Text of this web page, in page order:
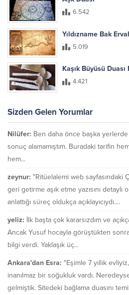
6.542
Yıldızname Bak
5.019
Kaşık Büyüsü Duası
4.421
Sizden Gelen Yorumlar
Nilüfer: Ben daha önce başka
sonuç alamamıştım. Buradaki tarifin hem
hem...
zeynur: "Ritüelalemi web sayfasındaki
geri getirme aşık etme yazısını detaylı
anlattığı süreç oldukça açıklayıcıydı....
yeliz: İlk başta çok kararsızdım ve
Ancak Yusuf hocayla görüştükten
bilgi verdi. Yaklaşık üç...
Ankara'dan Esra: "Eşimle 7 yıllık
inanılmaz bir soğukluk vardı.
gelmiştik. Sitedeki bağlama duasını